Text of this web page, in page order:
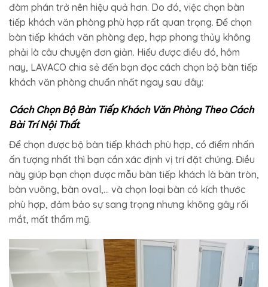
đàm phán trở nên hiệu quả hơn. Do đó, việc chọn bàn
tiếp khách văn phòng phù hợp rất quan trọng. Để chọn
bàn tiếp khách văn phòng đẹp, hợp phong thủy không
phải là câu chuyện đơn giản. Hiểu được điều đó, hôm
nay, LAVACO chia sẻ đến bạn đọc cách chọn bộ bàn tiếp
khách văn phòng chuẩn nhất ngay sau đây:
Cách Chọn Bộ Bàn Tiếp Khách Văn Phòng Theo Cách
Bài Trí Nội Thất
Để chọn được bộ bàn tiếp khách phù hợp, có điểm nhấn
ấn tượng nhất thì bạn cần xác định vị trí đặt chúng. Điều
này giúp bạn chọn được mẫu bàn tiếp khách là bàn tròn,
bàn vuông, bàn oval,… và chọn loại bàn có kích thước
phù hợp, đảm bảo sự sang trọng nhưng không gây rối
mắt, mất thẩm mỹ.